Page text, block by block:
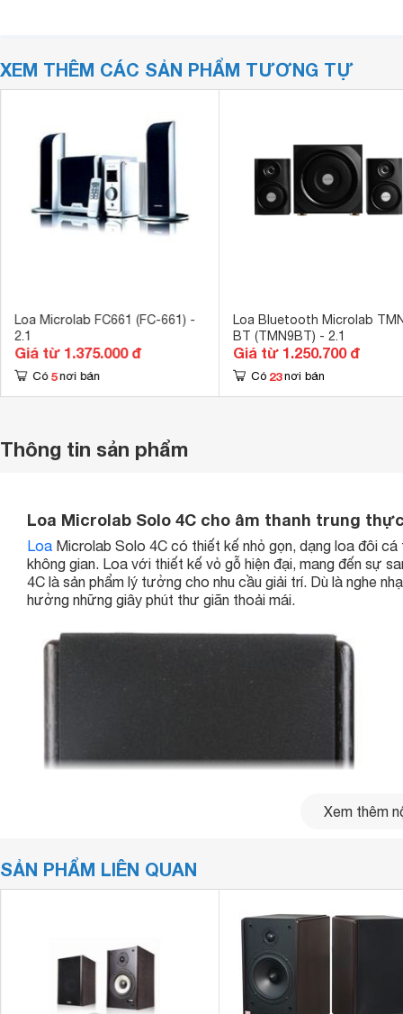
XEM THÊM CÁC SẢN PHẨM TƯƠNG TỰ
Loa Microlab FC661 (FC-661) -
2.1
Giá từ 1.375.000 đ
Có 5 nơi bán
Loa Bluetooth Microlab
BT (TMN9BT) - 2.1
Giá từ 1.250.700 đ
Có 23 nơi bán
Thông tin sản phẩm
Loa Microlab Solo 4C cho âm thanh trung
Loa Microlab Solo 4C có thiết kế nhỏ gọn, dạng loa đôi
không gian. Loa với thiết kế vỏ gỗ hiện đại, mang đến sự
4C là sản phẩm lý tưởng cho nhu cầu giải trí. Dù là nghe
hưởng những giây phút thư giãn thoải mái.
Xem thêm
SẢN PHẨM LIÊN QUAN